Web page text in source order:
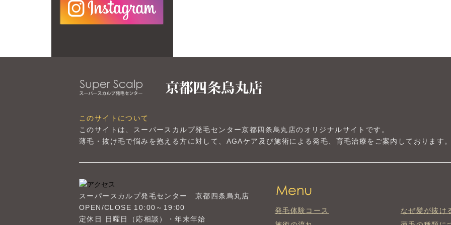
このサイトについて
このサイトは、スーパースカルプ発毛センター京都四条烏丸店のオリジナルサイトです。
薄毛・抜け毛で悩みを抱える方に対して、AGAケア及び施術による発毛、育毛治療をご案内しております。
スーパースカルプ発毛センター 京都四条烏丸店
OPEN/CLOSE 10:00～19:00
定休日 日曜日（応相談）・年末年始
発毛体験コース
なぜ髪が抜け